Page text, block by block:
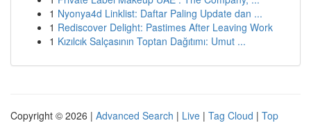
1 Nyonya4d Linklist: Daftar Paling Update dan ...
1 Rediscover Delight: Pastimes After Leaving Work
1 Kızılcık Salçasının Toptan Dağıtımı: Umut ...
Copyright © 2026 | Advanced Search | Live | Tag Cloud | Top